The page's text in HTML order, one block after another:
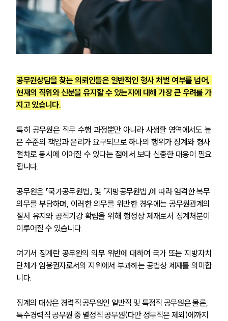
공무원상담을 찾는 의뢰인들은 일반적인 형사 처벌 여부를 넘어,
현재의 직위와 신분을 유지할 수 있는지에 대해 가장 큰 우려를 가
지고 있습니다.
특히 공무원은 직무 수행 과정뿐만 아니라 사생활 영역에서도 높
은 수준의 책임과 윤리가 요구되므로 하나의 행위가 징계와 형사
절차로 동시에 이어질 수 있다는 점에서 보다 신중한 대응이 필요
합니다.
공무원은 「국가공무원법」 및 「지방공무원법」에 따라 엄격한 복무
의무를 부담하며, 이러한 의무를 위반한 경우에는 공무원관계의
질서 유지와 공직기강 확립을 위해 행정상 제재로서 징계처분이
이루어질 수 있습니다.
여기서 징계란 공무원의 의무 위반에 대하여 국가 또는 지방자치
단체가 임용권자로서의 지위에서 부과하는 공법상 제재를 의미합
니다.
징계의 대상은 경력직 공무원인 일반직 및 특정직 공무원은 물론,
특수경력직 공무원 중 별정직 공무원(다만 정무직은 제외)에까지